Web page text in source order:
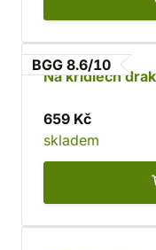
BGG 8.6/10
Na křídlech
659 Kč
skladem